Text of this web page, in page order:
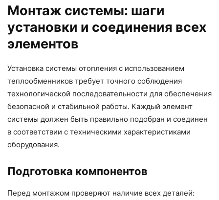
Монтаж системы: шаги
установки и соединения всех
элементов
Установка системы отопления с использованием
теплообменников требует точного соблюдения
технологической последовательности для обеспечения
безопасной и стабильной работы. Каждый элемент
системы должен быть правильно подобран и соединен
в соответствии с техническими характеристиками
оборудования.
Подготовка компонентов
Перед монтажом проверяют наличие всех деталей: